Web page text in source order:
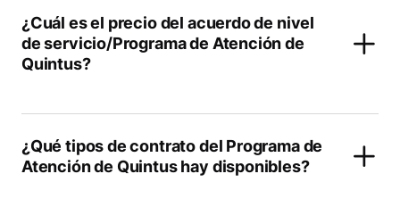
¿Cuál es el precio del acuerdo de nivel
de servicio/Programa de Atención de
Quintus?
¿Qué tipos de contrato del Programa de
Atención de Quintus hay disponibles?